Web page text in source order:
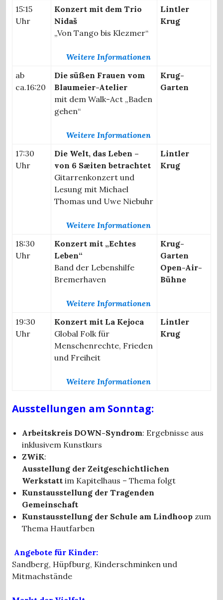
15:15
Uhr
Konzert mit dem Trio
Nidaš
„Von Tango bis Klezmer“
Weitere Informationen
Lintler
Krug
ab
ca.16:20
Die süßen Frauen vom
Blaumeier-Atelier
mit dem Walk-Act „Baden
gehen“
Weitere Informationen
Krug-
Garten
17:30
Uhr
Die Welt, das Leben –
von 6 Sæiten betrachtet
Gitarrenkonzert und
Lesung mit Michael
Thomas und Uwe Niebuhr
Weitere Informationen
Lintler
Krug
18:30
Uhr
Konzert mit „Echtes
Leben“
Band der Lebenshilfe
Bremerhaven
Weitere Informationen
Krug-
Garten
Open-Air-
Bühne
19:30
Uhr
Konzert mit La Kejoca
Global Folk für
Menschenrechte, Frieden
und Freiheit
Weitere Informationen
Lintler
Krug
Ausstellungen am Sonntag:
Arbeitskreis DOWN-Syndrom: Ergebnisse aus
inklusivem Kunstkurs
ZWiK:
Ausstellung der Zeitgeschichtlichen
Werkstatt im Kapitelhaus – Thema folgt
Kunstausstellung der Tragenden
Gemeinschaft
Kunstausstellung der Schule am Lindhoop zum
Thema Hautfarben
Angebote für Kinder:
Sandberg, Hüpfburg, Kinderschminken und
Mitmachstände